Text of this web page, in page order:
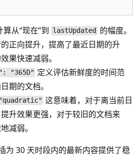
算从“现在”到 lastUpdated
的幅度。
正向提升，提高了最近日期的升
果快速减弱。
"365D" 定义评估新鲜度的时间范
期的文档。
这意味着，对于离当前日
升效果更强，对于较旧的文档来
减弱。
为 30 天时段内的最新内容提供了稳